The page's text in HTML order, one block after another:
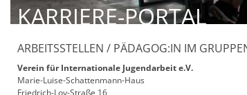
KARRIERE-PORTAL
ARBEITSSTELLEN / PÄDAGOG:IN IM
Verein für Internationale Jugendarbeit e.V.
Marie-Luise-Schattenmann-Haus
Friedrich-Loy-Straße 16